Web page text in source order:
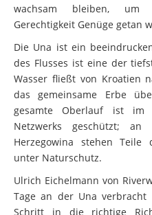
wachsam bleiben, um
Gerechtigkeit Genüge getan
Die Una ist ein
des Flusses ist eine der
Wasser fließt von Kroatien
das gemeinsame Erbe
gesamte Oberlauf ist im
Netzwerks geschützt;
Herzegowina stehen Teile
unter Naturschutz.
Ulrich Eichelmann von
Tage an der Una
Schritt in die richtige